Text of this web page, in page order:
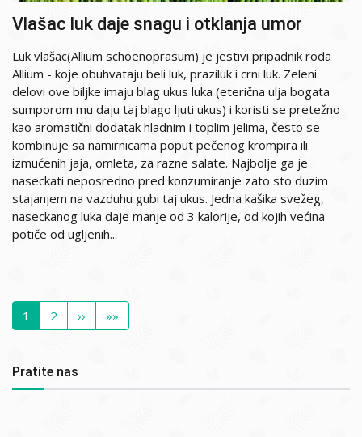
Vlašac luk daje snagu i otklanja umor
Luk vlašac(Allium schoenoprasum) je jestivi pripadnik roda
Allium - koje obuhvataju beli luk, praziluk i crni luk. Zeleni
delovi ove biljke imaju blag ukus luka (eterična ulja bogata
sumporom mu daju taj blago ljuti ukus) i koristi se pretežno
kao aromatični dodatak hladnim i toplim jelima, često se
kombinuje sa namirnicama poput pečenog krompira ili
izmućenih jaja, omleta, za razne salate. Najbolje ga je
naseckati neposredno pred konzumiranje zato sto duzim
stajanjem na vazduhu gubi taj ukus. Jedna kašika svežeg,
naseckanog luka daje manje od 3 kalorije, od kojih većina
potiče od ugljenih...
Pagination
Current
page
1 Page
2
Next
page
››
Last
page
»»
Pratite nas